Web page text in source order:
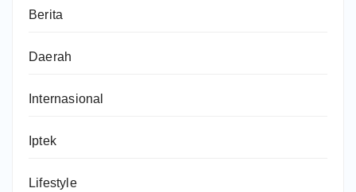
Berita
Daerah
Internasional
Iptek
Lifestyle